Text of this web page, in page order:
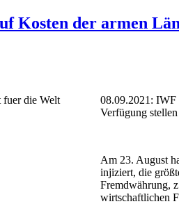
Kosten der armen
08.09.2021: IWF
Verfügung
Am 23. August
injiziert, die
Fremdwährung,
wirtschaftlichen